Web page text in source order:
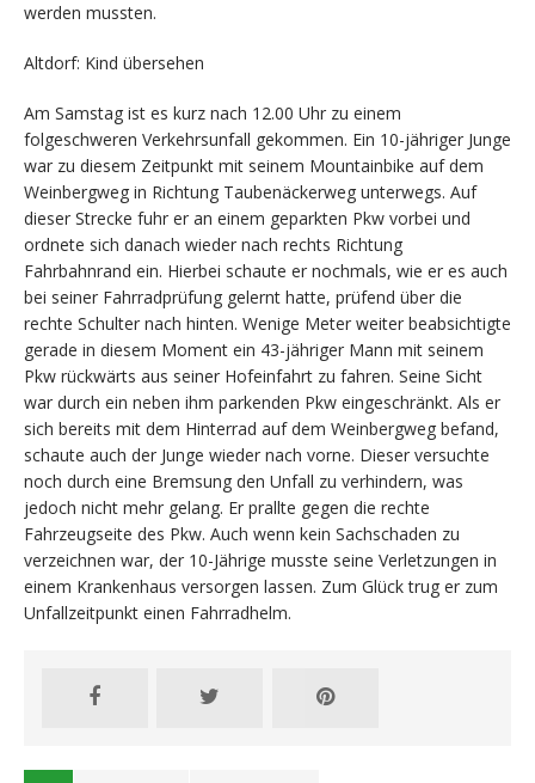
werden mussten.
Altdorf: Kind übersehen
Am Samstag ist es kurz nach 12.00 Uhr zu einem
folgeschweren Verkehrsunfall gekommen. Ein 10-jähriger Junge
war zu diesem Zeitpunkt mit seinem Mountainbike auf dem
Weinbergweg in Richtung Taubenäckerweg unterwegs. Auf
dieser Strecke fuhr er an einem geparkten Pkw vorbei und
ordnete sich danach wieder nach rechts Richtung
Fahrbahnrand ein. Hierbei schaute er nochmals, wie er es auch
bei seiner Fahrradprüfung gelernt hatte, prüfend über die
rechte Schulter nach hinten. Wenige Meter weiter beabsichtigte
gerade in diesem Moment ein 43-jähriger Mann mit seinem
Pkw rückwärts aus seiner Hofeinfahrt zu fahren. Seine Sicht
war durch ein neben ihm parkenden Pkw eingeschränkt. Als er
sich bereits mit dem Hinterrad auf dem Weinbergweg befand,
schaute auch der Junge wieder nach vorne. Dieser versuchte
noch durch eine Bremsung den Unfall zu verhindern, was
jedoch nicht mehr gelang. Er prallte gegen die rechte
Fahrzeugseite des Pkw. Auch wenn kein Sachschaden zu
verzeichnen war, der 10-Jährige musste seine Verletzungen in
einem Krankenhaus versorgen lassen. Zum Glück trug er zum
Unfallzeitpunkt einen Fahrradhelm.